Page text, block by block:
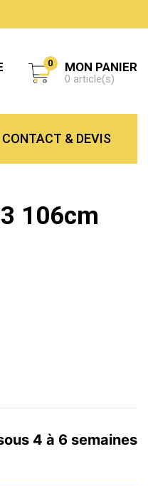
0 MON PANIER
0 article(s)
CONTACT & DEVIS
106cm
4 à 6 semaines